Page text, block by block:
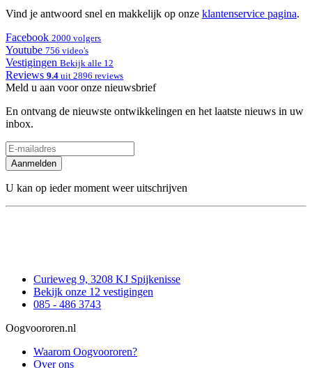
Vind je antwoord snel en makkelijk op onze klantenservice pagina.
Facebook 2000 volgers
Youtube 756 video's
Vestigingen Bekijk alle 12
Reviews 9.4 uit 2896 reviews
Meld u aan voor onze nieuwsbrief
En ontvang de nieuwste ontwikkelingen en het laatste nieuws in uw
inbox.
Aanmelden
U kan op ieder moment weer uitschrijven
Curieweg 9, 3208 KJ Spijkenisse
Bekijk onze 12 vestigingen
085 - 486 3743
Oogvoororen.nl
Waarom Oogvoororen?
Over ons